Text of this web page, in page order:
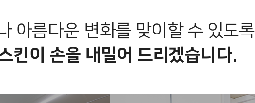
아름다운 변화를 맞이할 수 있도록
킨이 손을 내밀어 드리겠습니다.